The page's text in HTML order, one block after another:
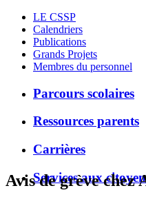
LE CSSP
Calendriers
Publications
Grands Projets
Membres du personnel
Parcours scolaires
Ressources parents
Carrières
Services aux
Avis de grève chez